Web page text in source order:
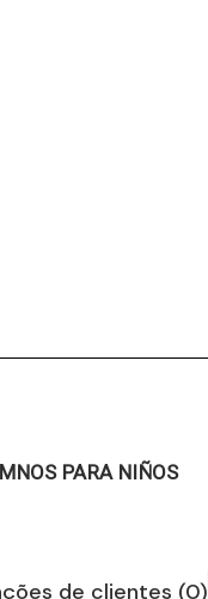
PARA NIÑOS
de clientes (0)